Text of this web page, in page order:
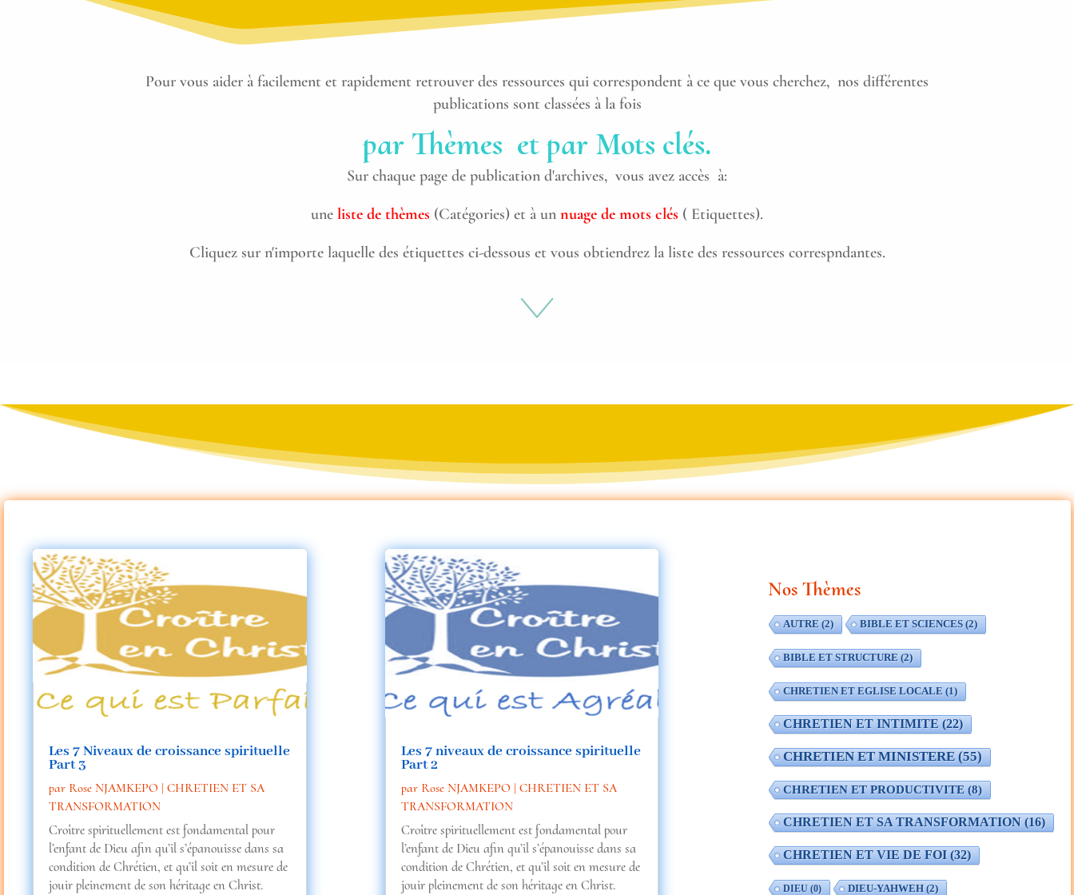
Pour vous aider à facilement et rapidement retrouver des ressources qui correspondent à ce que vous cherchez, nos différentes
publications sont classées à la fois
par Thèmes et par Mots clés.
Sur chaque page de publication d'archives, vous avez accès à:
une liste de thèmes (Catégories) et à un nuage de mots clés ( Etiquettes).
Cliquez sur n'importe laquelle des étiquettes ci-dessous et vous obtiendrez la liste des ressources correspndantes.
ro
w
do
w
n
ic
o
n
Les 7 Niveaux de croissance spirituelle
Part 3
par Rose NJAMKEPO |CHRETIEN ET SA
TRANSFORMATION
Croître spirituellement est fondamental pour
l’enfant de Dieu afin qu’il s’épanouisse dans sa
condition de Chrétien, et qu’il soit en mesure de
jouir pleinement de son héritage en Christ.
Les 7 niveaux de croissance spirituelle
Part 2
par Rose NJAMKEPO | CHRETIEN ET SA
TRANSFORMATION
Croître spirituellement est fondamental pour
l’enfant de Dieu afin qu’il s’épanouisse dans sa
condition de Chrétien, et qu’il soit en mesure de
jouir pleinement de son héritage en Christ.
Nos Thèmes
AUTRE (2) BIBLE ET SCIENCES (2)
BIBLE ET STRUCTURE (2)
CHRETIEN ET EGLISE LOCALE (1)
CHRETIEN ET INTIMITE (22)
CHRETIEN ET MINISTERE(55)
CHRETIEN ET PRODUCTIVITE (8)
CHRETIEN ET SA TRANSFORMATION(16)
CHRETIEN ET VIE DE FOI(32)
DIEU (0) DIEU-YAHWEH(2)